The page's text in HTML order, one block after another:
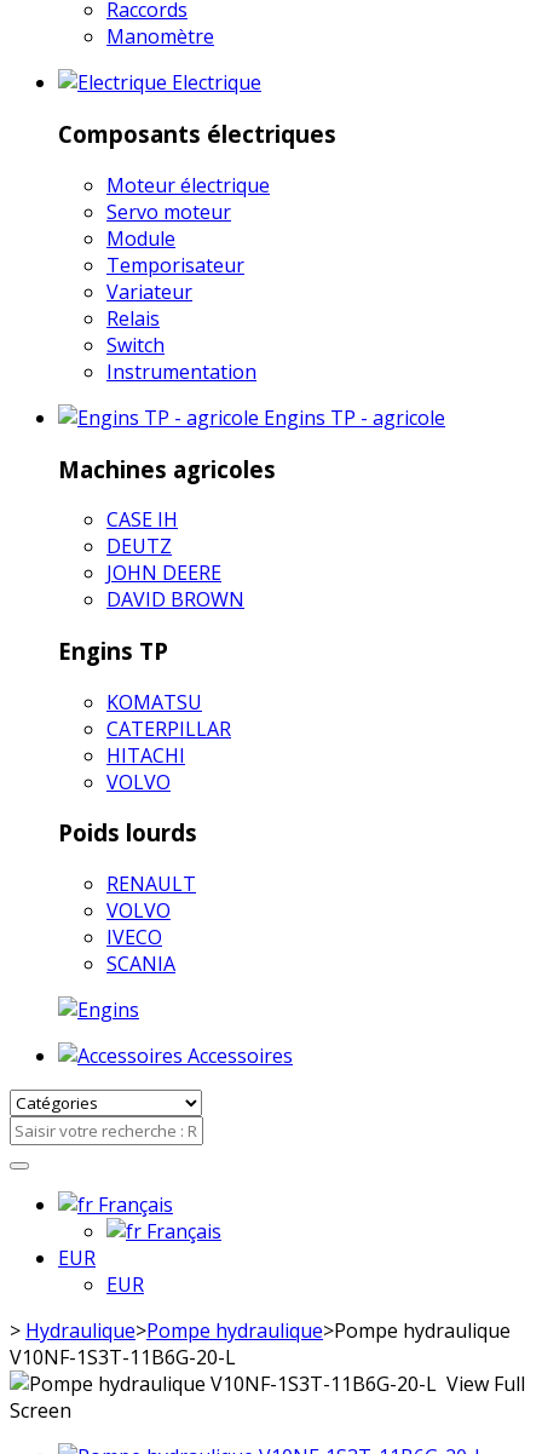
Raccords
Manomètre
Electrique
Composants électriques
Moteur électrique
Servo moteur
Module
Temporisateur
Variateur
Relais
Switch
Instrumentation
Engins TP - agricole
Machines agricoles
CASE IH
DEUTZ
JOHN DEERE
DAVID BROWN
Engins TP
KOMATSU
CATERPILLAR
HITACHI
VOLVO
Poids lourds
RENAULT
VOLVO
IVECO
SCANIA
Accessoires
Français
Français
EUR
EUR
> Hydraulique>Pompe hydraulique>Pompe hydraulique
V10NF-1S3T-11B6G-20-L
View Full
Screen